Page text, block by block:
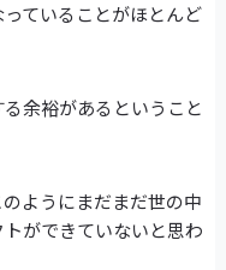
ていることがほとんど
余裕があるということ
ようにまだまだ世の中
ができていないと思わ